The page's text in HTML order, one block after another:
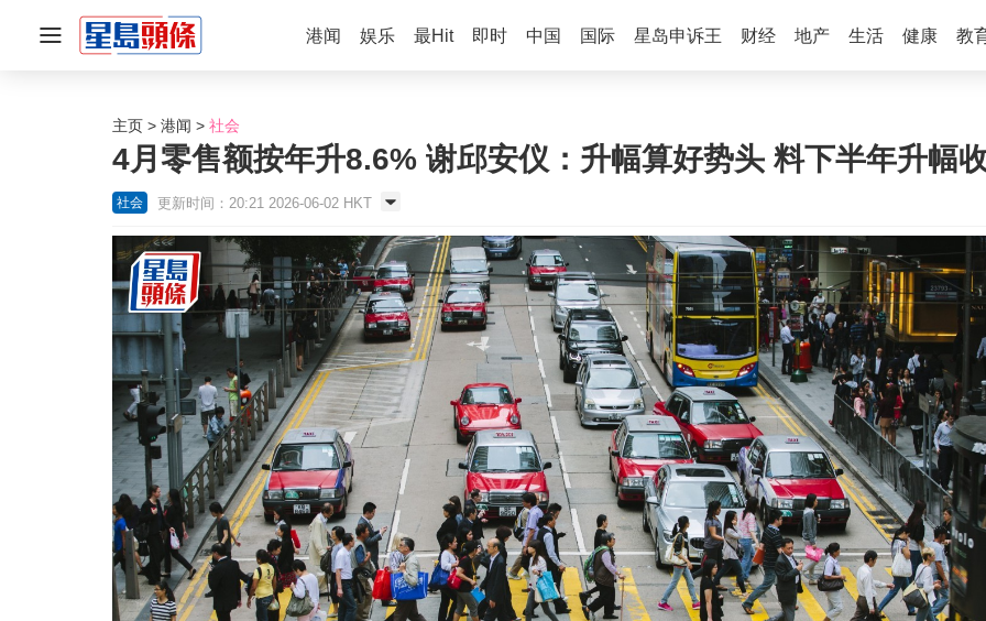
港闻 娱乐 最Hit 即时 中国 国际 星岛申诉王 财经 地产 生活 健康 教
主页 港闻 社会
4月零售额按年升8.6% 谢邱安仪：升幅算好势头 料下半年升幅
社会 更新时间：20:21 2026-06-02 HKT